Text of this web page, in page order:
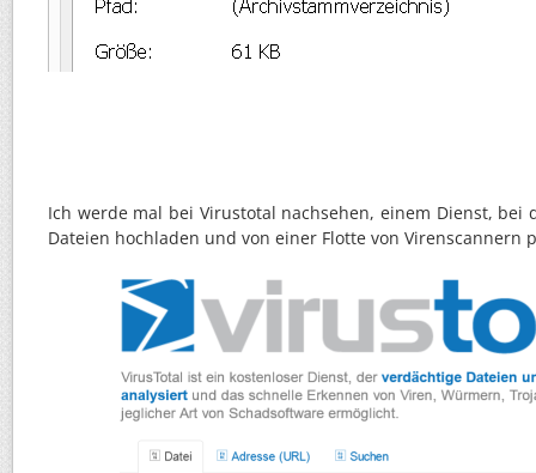
Ich werde mal bei Virustotal nachsehen, einem Dienst, bei
Dateien hochladen und von einer Flotte von Virenscannern